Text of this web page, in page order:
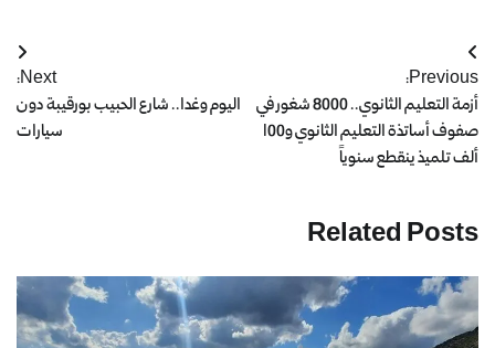
Previous:
أزمة التعليم الثانوي.. 8000 شغور في
صفوف أساتذة التعليم الثانوي و100
ألف تلميذ ينقطع سنوياً
Next:
اليوم وغدا.. شارع الحبيب بورقيبة دون
سيارات
Related Posts